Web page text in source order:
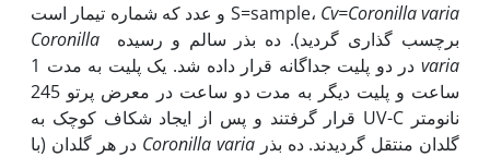
S=sample، Cv=Coronilla varia
و عدد که شماره تیمار است
برچسب گذاری گردید). ده بذر سالم و رسیده Coronilla
varia
در دو پلیت جداگانه قرار داده شد. یک پلیت به مدت 1
ساعت و پلیت دیگر به مدت دو ساعت در معرض پرتو 245
نانومتر UV-C قرار گرفتند و پس از ایجاد شکاف کوچک به
گلدان منتقل گردیدند. ده بذر Coronilla varia در هر گلدان (با